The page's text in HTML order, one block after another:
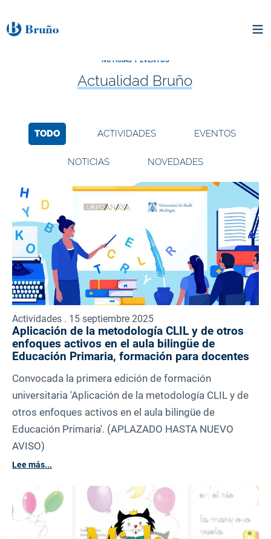
NOTICIAS Y EVENTOS
Actualidad Bruño
TODO ACTIVIDADES EVENTOS
NOTICIAS NOVEDADES
Actividades . 15 septiembre 2025
Aplicación de la metodología CLIL y de otros
enfoques activos en el aula bilingüe de
Educación Primaria, formación para docentes
Convocada la primera edición de formación
universitaria 'Aplicación de la metodología CLIL y de
otros enfoques activos en el aula bilingüe de
Educación Primaria'. (APLAZADO HASTA NUEVO
AVISO)
Lee más...